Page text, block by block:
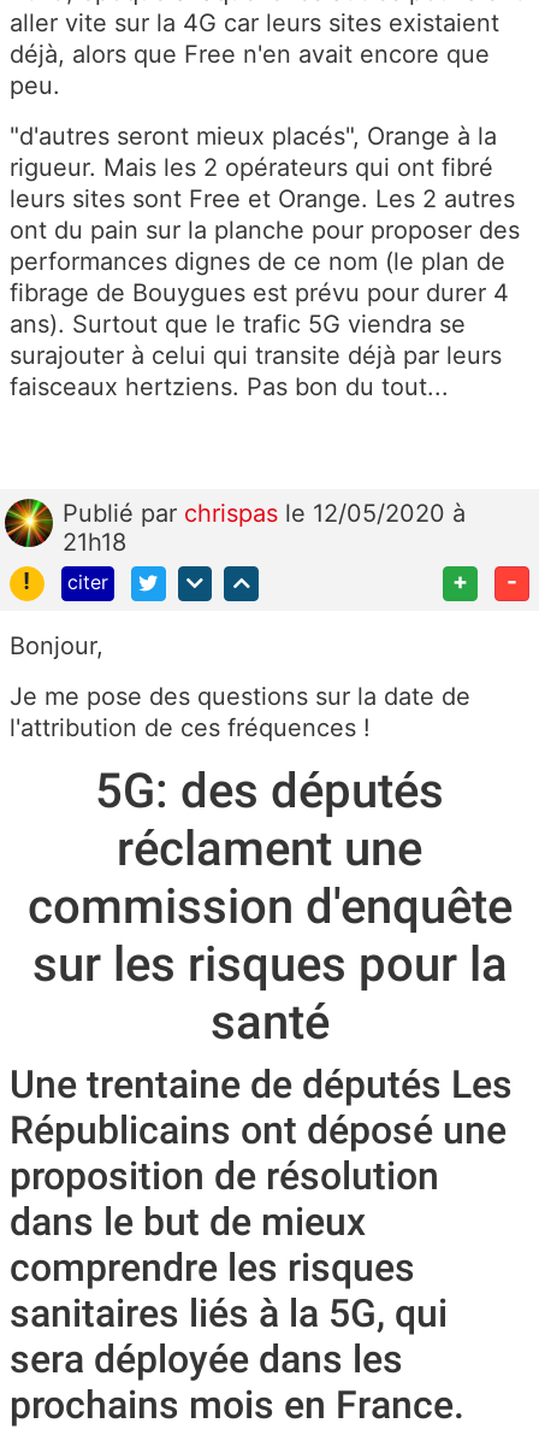
aller vite sur la 4G car leurs sites existaient
déjà, alors que Free n'en avait encore que
peu.
"d'autres seront mieux placés", Orange à la
rigueur. Mais les 2 opérateurs qui ont fibré
leurs sites sont Free et Orange. Les 2 autres
ont du pain sur la planche pour proposer des
performances dignes de ce nom (le plan de
fibrage de Bouygues est prévu pour durer 4
ans). Surtout que le trafic 5G viendra se
surajouter à celui qui transite déjà par leurs
faisceaux hertziens. Pas bon du tout...
Publié par chrispas le 12/05/2020 à
21h18
!
citer + -
Bonjour,
Je me pose des questions sur la date de
l'attribution de ces fréquences !
5G: des députés
réclament une
commission d'enquête
sur les risques pour la
santé
Une trentaine de députés Les
Républicains ont déposé une
proposition de résolution
dans le but de mieux
comprendre les risques
sanitaires liés à la 5G, qui
sera déployée dans les
prochains mois en France.